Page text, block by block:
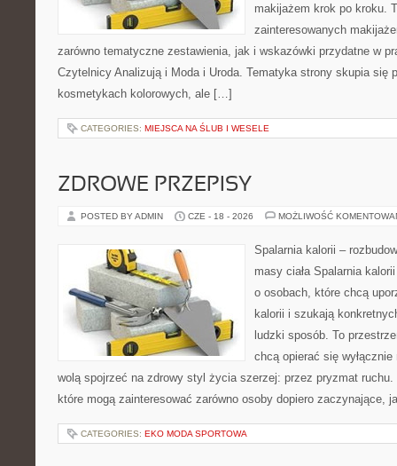
makijażem krok po kroku.
zainteresowanych
zarówno tematyczne zestawienia, jak i wskazówki przydatne w
Czytelnicy Analizują i Moda i Uroda. Tematyka strony skupia się
kosmetykach kolorowych, ale […]
CATEGORIES: MIEJSCA NA ŚLUB I WESELE
ZDROWE PRZEPISY
POSTED BY ADMIN CZE - 18 - 2026 MOŻLIWOŚĆ
Spalarnia kalorii –
masy ciała Spalarnia
o osobach, które chcą
kalorii i szukają
ludzki sposób. To
chcą opierać się
wolą spojrzeć na zdrowy styl życia szerzej: przez pryzmat
które mogą zainteresować zarówno osoby dopiero
CATEGORIES: EKO MODA SPORTOWA